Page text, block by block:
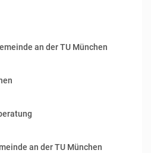
an der TU München
an der TU München